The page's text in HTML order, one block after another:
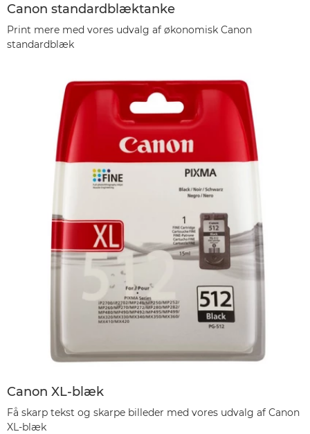
Canon standardblæktanke
Print mere med vores udvalg af økonomisk Canon
standardblæk
Canon XL-blæk
Få skarp tekst og skarpe billeder med vores udvalg af Canon
XL-blæk